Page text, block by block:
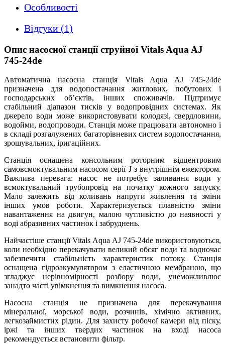
Особливості
Відгуки (1)
Опис насосної станції струйної Vitals Aqua AJ
745-24de
Автоматична насосна станція Vitals Aqua AJ 745-24de
призначена для водопостачання житлових, побутових і
господарських об’єктів, інших споживачів. Підтримує
стабільний діапазон тисків у водопровідних системах. Як
джерело води може використовувати колодязі, свердловини,
водойми, водопроводи. Станція може працювати автономно і
в складі розгалужених багаторівневих систем водопостачання,
зрошувальних, іригаційних.
Станція оснащена консольним роторним відцентровим
самовсмоктувальним насосом серії J з внутрішнім ежектором.
Важлива перевага: насос не потребує заливання води у
всмоктувальний трубопровід на початку кожного запуску.
Мало залежить від коливань напруги живлення та зміни
інших умов роботи. Характеризується плавністю зміни
навантаження на двигун, малою чутливістю до наявності у
воді абразивних частинок і забруднень.
Найчастіше станції Vitals Aqua AJ 745-24de використовуються,
коли необхідно перекачувати великий обсяг води та водночас
забезпечити стабільність характеристик потоку. Станція
оснащена гідроакумулятором з еластичною мембраною, що
згладжує нерівномірності розбору води, унеможливлює
занадто часті увімкнення та вимкнення насоса.
Насосна станція не призначена для перекачування
мінеральної, морської води, розчинів, хімічно активних,
легкозаймистих рідин. Для захисту робочої камери від піску,
іржі та інших твердих частинок на вході насоса
рекомендується встановити фільтр.